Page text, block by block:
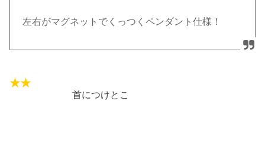
左右がマグネットでくっつくペンダント仕様！
首につけとこ